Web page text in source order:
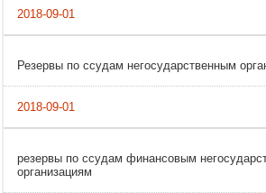
Резервы по ссудам негосударственным
резервы по ссудам финансовым
организациям